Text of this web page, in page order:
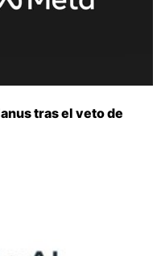
tras el veto de